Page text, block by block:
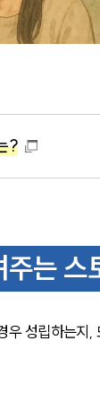
?
는 스
성립하는지